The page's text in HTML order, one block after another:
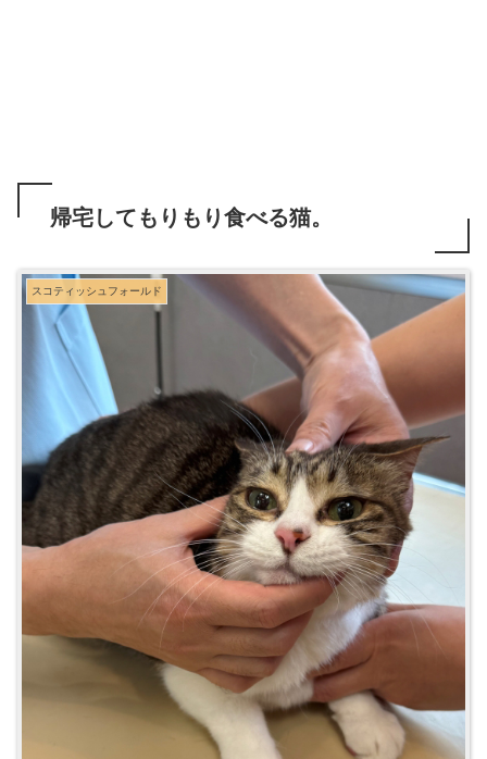
帰宅してもりもり食べる猫。
スコティッシュフォールド